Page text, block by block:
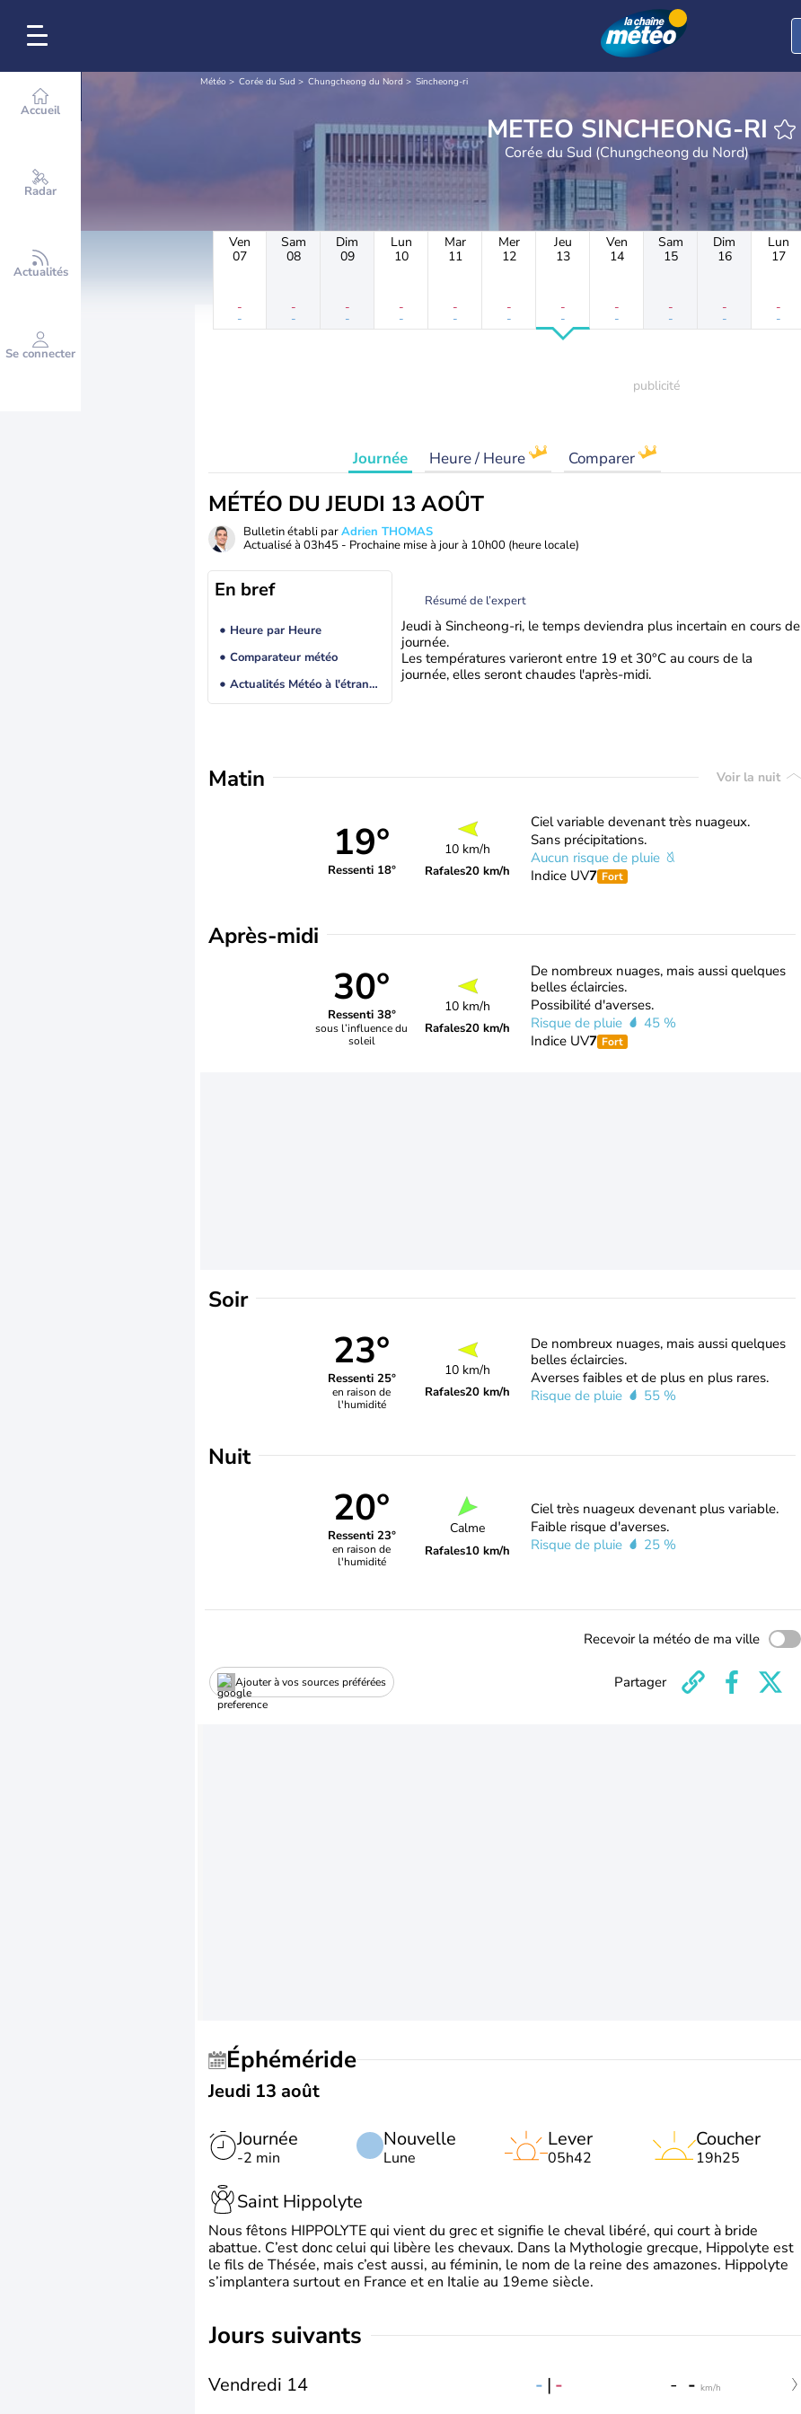
Accueil
Radar
Actualités
Se connecter
Météo Corée du Sud Chungcheong du Nord Sincheong-ri
METEO SINCHEONG-RI
Corée du Sud (Chungcheong du Nord)
Ven
07
-
-
Sam
08
-
-
Dim
09
-
-
Lun
10
-
-
Mar
11
-
-
Mer
12
-
-
Jeu
13
-
-
Ven
14
-
-
Sam
15
-
-
Dim
16
-
-
Lun
17
-
-
Journée Heure / Heure Comparer
MÉTÉO DU JEUDI 13 AOÛT
Bulletin établi parAdrien THOMAS
Actualisé à 03h45 - Prochaine mise à jour à 10h00 (heure locale)
En bref
Heure par Heure
Comparateur météo
Actualités Météo à l'étranger
Résumé de l’expert
Jeudi à Sincheong-ri, le temps deviendra plus incertain en cours de
journée.
Les températures varieront entre 19 et 30°C au cours de la
journée, elles seront chaudes l'après-midi.
Matin Voir la nuit
19°
Ressenti 18°
10 km/h
Rafales20 km/h
Ciel variable devenant très nuageux.
Sans précipitations.
Aucun risque de pluie
Indice UV7 Fort
Après-midi
30°
Ressenti 38°
sous l’influence du
soleil
10 km/h
Rafales20 km/h
De nombreux nuages, mais aussi quelques
belles éclaircies.
Possibilité d'averses.
Risque de pluie
45 %
Indice UV7 Fort
Soir
23°
Ressenti 25°
en raison de
l'humidité
10 km/h
Rafales20 km/h
De nombreux nuages, mais aussi quelques
belles éclaircies.
Averses faibles et de plus en plus rares.
Risque de pluie
55 %
Nuit
20°
Ressenti 23°
en raison de
l'humidité
Calme
Rafales10 km/h
Ciel très nuageux devenant plus variable.
Faible risque d'averses.
Risque de pluie
25 %
Recevoir la météo de ma ville
Ajouter à vos sources préférées Partager
Éphéméride
Jeudi 13 août
Journée
-2 min
Nouvelle
Lune
Lever
05h42
Coucher
19h25
Saint Hippolyte
Nous fêtons HIPPOLYTE qui vient du grec et signifie le cheval libéré, qui court à bride
abattue. C’est donc celui qui libère les chevaux. Dans la Mythologie grecque, Hippolyte est
le fils de Thésée, mais c’est aussi, au féminin, le nom de la reine des amazones. Hippolyte
s’implantera surtout en France et en Italie au 19eme siècle.
jours suivants
Vendredi 14 - | - - - km/h